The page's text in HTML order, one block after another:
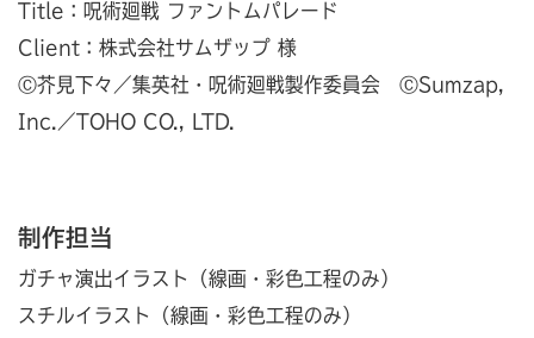
Title：呪術廻戦 ファントムパレード
Client：株式会社サムザップ 様
Ⓒ芥見下々／集英社・呪術廻戦製作委員会 ⒸSumzap,
Inc.／TOHO CO., LTD.
制作担当
ガチャ演出イラスト（線画・彩色工程のみ）
スチルイラスト（線画・彩色工程のみ）